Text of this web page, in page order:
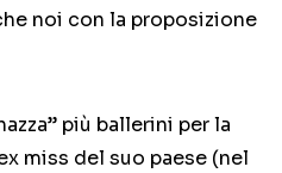
noi con la proposizione
più ballerini per la
miss del suo paese (nel